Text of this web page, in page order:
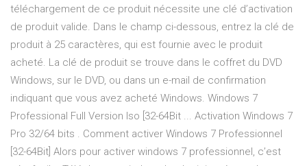
téléchargement de ce produit nécessite une clé d’activation
de produit valide. Dans le champ ci-dessous, entrez la clé de
produit à 25 caractères, qui est fournie avec le produit
acheté. La clé de produit se trouve dans le coffret du DVD
Windows, sur le DVD, ou dans un e-mail de confirmation
indiquant que vous avez acheté Windows. Windows 7
Professional Full Version Iso [32-64Bit ... Activation Windows 7
Pro 32/64 bits . Comment activer Windows 7 Professionnel
[32-64Bit] Alors pour activer windows 7 professionnel, c’est